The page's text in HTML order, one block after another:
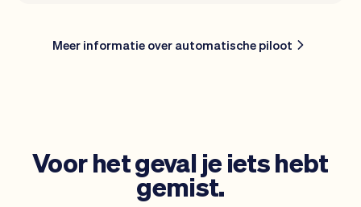
Meer informatie over automatische piloot
Voor het geval je iets hebt
gemist.